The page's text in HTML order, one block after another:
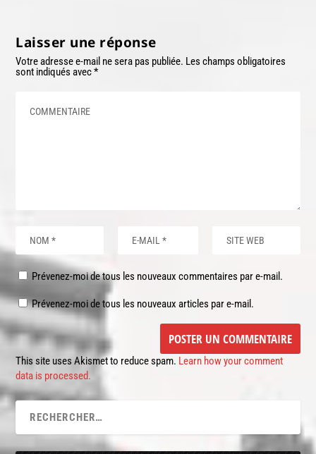
Laisser une réponse
Votre adresse e-mail ne sera pas publiée. Les champs obligatoires
sont indiqués avec*
Prévenez-moi de tous les nouveaux commentaires par e-mail.
Prévenez-moi de tous les nouveaux articles par e-mail.
This site uses Akismet to reduce spam. Learn how your comment
data is processed.